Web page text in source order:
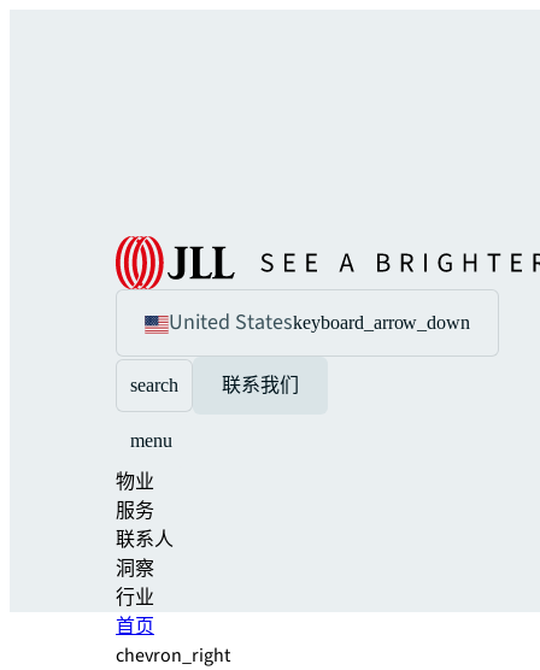
United Stateskeyboard_arrow_down
search 联系我们
menu
物业
服务
联系人
洞察
行业
首页
chevron_right